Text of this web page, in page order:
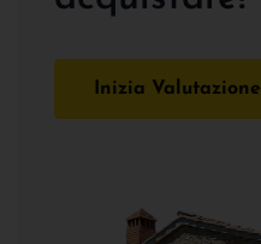
Inizia Valutazione